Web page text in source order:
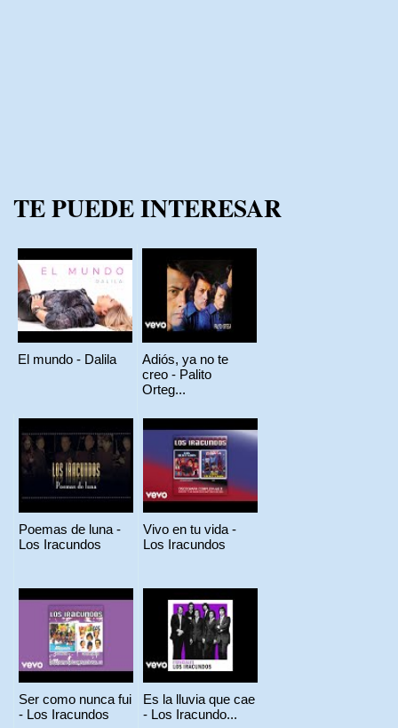
TE PUEDE INTERESAR
El mundo - Dalila
Adiós, ya no te
creo - Palito
Orteg...
Poemas de luna -
Los Iracundos
Vivo en tu vida -
Los Iracundos
Ser como nunca fui
- Los Iracundos
Es la lluvia que cae
- Los Iracundo...